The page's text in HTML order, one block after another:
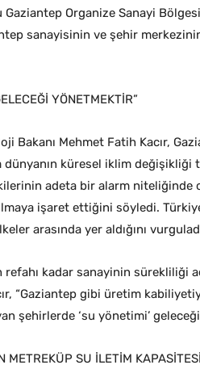
Gaziantep Organize Sanayi
sanayisinin ve şehir
YÖNETMEKTİR”
Bakanı Mehmet Fatih Kacır,
dünyanın küresel iklim
adeta bir alarm niteliğinde
işaret ettiğini söyledi.
arasında yer aldığını
refahı kadar sanayinin sürekliliği
“Gaziantep gibi üretim
şehirlerde ‘su yönetimi’
METREKÜP SU İLETİM